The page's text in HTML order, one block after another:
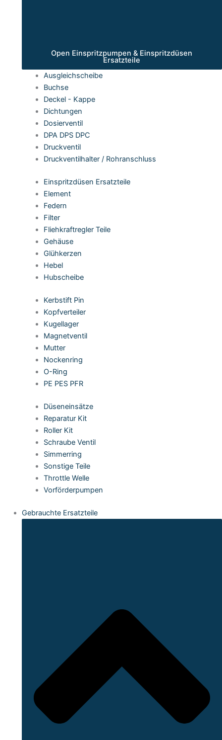
Open Einspritzpumpen & Einspritzdüsen
Ersatzteile
Ausgleichscheibe
Buchse
Deckel - Kappe
Dichtungen
Dosierventil
DPA DPS DPC
Druckventil
Druckventilhalter / Rohranschluss
Einspritzdüsen Ersatzteile
Element
Federn
Filter
Fliehkraftregler Teile
Gehäuse
Glühkerzen
Hebel
Hubscheibe
Kerbstift Pin
Kopfverteiler
Kugellager
Magnetventil
Mutter
Nockenring
O-Ring
PE PES PFR
Düseneinsätze
Reparatur Kit
Roller Kit
Schraube Ventil
Simmerring
Sonstige Teile
Throttle Welle
Vorförderpumpen
Gebrauchte Ersatzteile